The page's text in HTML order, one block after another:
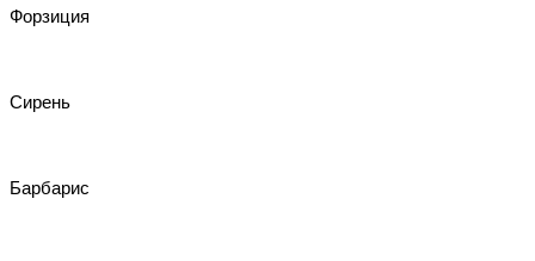
Форзиция
Сирень
Барбарис